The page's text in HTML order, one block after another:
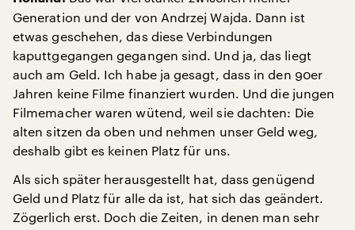
Generation und der von Andrzej Wajda. Dann ist
etwas geschehen, das diese Verbindungen
kaputtgegangen gegangen sind. Und ja, das liegt
auch am Geld. Ich habe ja gesagt, dass in den 90er
Jahren keine Filme finanziert wurden. Und die jungen
Filmemacher waren wütend, weil sie dachten: Die
alten sitzen da oben und nehmen unser Geld weg,
deshalb gibt es keinen Platz für uns.
Als sich später herausgestellt hat, dass genügend
Geld und Platz für alle da ist, hat sich das geändert.
Zögerlich erst. Doch die Zeiten, in denen man sehr